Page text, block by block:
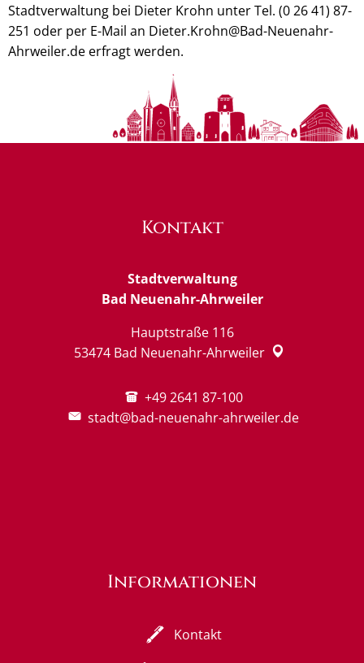
Stadtverwaltung bei Dieter Krohn unter Tel. (0 26 41) 87-
251 oder per E-Mail an Dieter.Krohn@Bad-Neuenahr-
Ahrweiler.de erfragt werden.
Kontakt
Stadtverwaltung
Bad Neuenahr-Ahrweiler
Hauptstraße 116
53474 Bad Neuenahr-Ahrweiler
+49 2641 87-100
stadt@bad-neuenahr-ahrweiler.de
Informationen
Kontakt